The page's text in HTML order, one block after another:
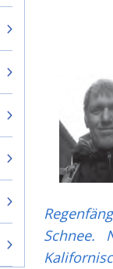
Schnee.